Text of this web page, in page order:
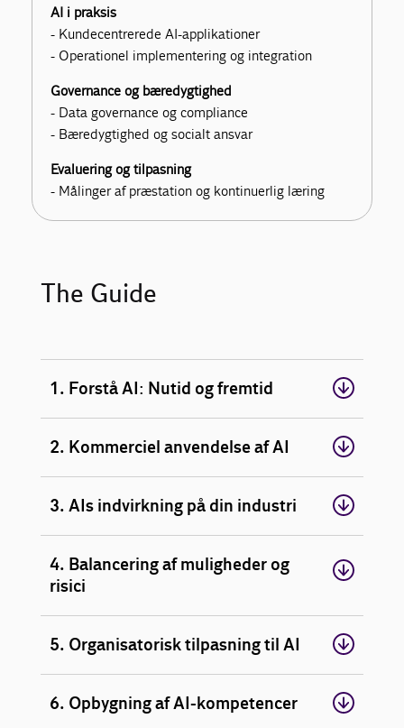
AI i praksis
- Kundecentrerede AI-applikationer
- Operationel implementering og integration
Governance og bæredygtighed
- Data governance og compliance
- Bæredygtighed og socialt ansvar
Evaluering og tilpasning
- Målinger af præstation og kontinuerlig læring
The Guide
1. Forstå AI: Nutid og fremtid
2. Kommerciel anvendelse af AI
3. AIs indvirkning på din industri
4. Balancering af muligheder og
risici
5. Organisatorisk tilpasning til AI
6. Opbygning af AI-kompetencer